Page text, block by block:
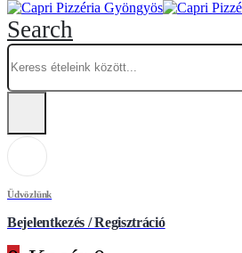
Search
Üdvözlünk
Bejelentkezés / Regisztráció